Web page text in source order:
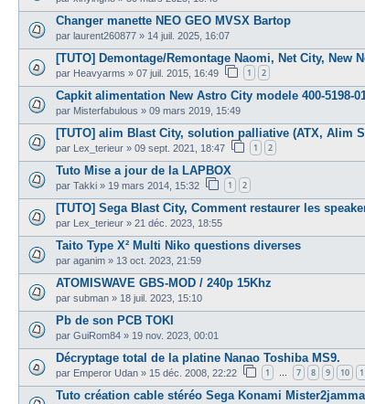
Changer manette NEO GEO MVSX Bartop
par laurent260877 » 14 juil. 2025, 16:07
[TUTO] Demontage/Remontage Naomi, Net City, New
par Heavyarms » 07 juil. 2015, 16:49 1 2
Capkit alimentation New Astro City modele 400-5198-
par Misterfabulous » 09 mars 2019, 15:49
[TUTO] alim Blast City, solution palliative (ATX, Alim
par Lex_terieur » 09 sept. 2021, 18:47 1 2
Tuto Mise a jour de la LAPBOX
par Takki » 19 mars 2014, 15:32 1 2
[TUTO] Sega Blast City, Comment restaurer les
par Lex_terieur » 21 déc. 2023, 18:55
Taito Type X² Multi Niko questions diverses
par aganim » 13 oct. 2023, 21:59
ATOMISWAVE GBS-MOD / 240p 15Khz
par subman » 18 juil. 2023, 15:10
Pb de son PCB TOKI
par GuiRom84 » 19 nov. 2023, 00:01
Décryptage total de la platine Nanao Toshiba MS9.
par Emperor Udan » 15 déc. 2008, 22:22 1 … 7 8 9 10
Tuto création cable stéréo Sega Konami